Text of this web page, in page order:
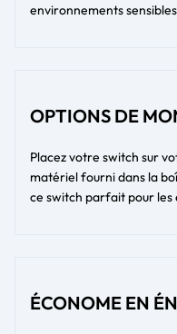
environnements
OPTIONS DE
Placez votre switch sur
matériel fourni dans la
ce switch parfait pour les
ÉCONOME EN